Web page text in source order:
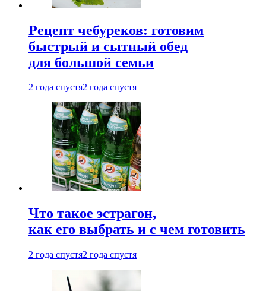
Рецепт чебуреков: готовим
быстрый и сытный обед
для большой семьи
2 года спустя2 года спустя
Что такое эстрагон,
как его выбрать и с чем готовить
2 года спустя2 года спустя